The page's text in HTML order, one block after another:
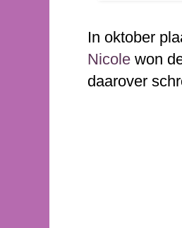
In oktober
Nicole won
daarover